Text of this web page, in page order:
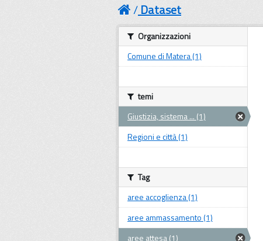
Dataset
Organizzazioni
Comune di Matera (1)
temi
Giustizia, sistema ... (1)
Regioni e città (1)
Tag
aree accoglienza (1)
aree ammassamento (1)
aree attesa (1)